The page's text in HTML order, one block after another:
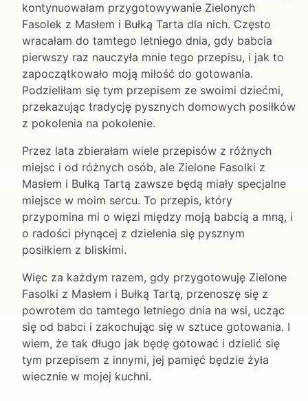
kontynuowałam przygotowywanie Zielonych
Fasolek z Masłem i Bułką Tarta dla nich. Często
wracałam do tamtego letniego dnia, gdy babcia
pierwszy raz nauczyła mnie tego przepisu, i jak to
zapoczątkowało moją miłość do gotowania.
Podzieliłam się tym przepisem ze swoimi dziećmi,
przekazując tradycję pysznych domowych posiłków
z pokolenia na pokolenie.
Przez lata zbierałam wiele przepisów z różnych
miejsc i od różnych osób, ale Zielone Fasolki z
Masłem i Bułką Tartą zawsze będą miały specjalne
miejsce w moim sercu. To przepis, który
przypomina mi o więzi między moją babcią a mną, i
o radości płynącej z dzielenia się pysznym
posiłkiem z bliskimi.
Więc za każdym razem, gdy przygotowuję Zielone
Fasolki z Masłem i Bułką Tartą, przenoszę się z
powrotem do tamtego letniego dnia na wsi, ucząc
się od babci i zakochując się w sztuce gotowania. I
wiem, że tak długo jak będę gotować i dzielić się
tym przepisem z innymi, jej pamięć będzie żyła
wiecznie w mojej kuchni.